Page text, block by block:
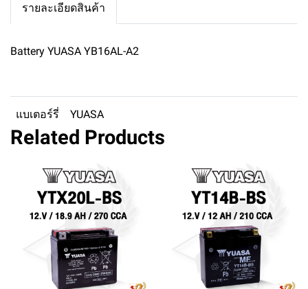
รายละเอียดสินค้า
Battery YUASA YB16AL-A2
แบเตอร์รี่ YUASA
Related Products